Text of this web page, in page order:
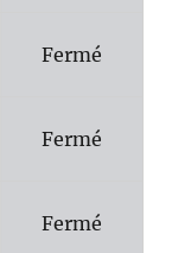
Fermé
Fermé
Fermé